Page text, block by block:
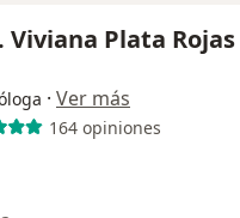
Viviana Plata Rojas
· Ver más
164 opiniones